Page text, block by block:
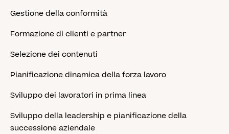
Gestione della conformità
Formazione di clienti e partner
Selezione dei contenuti
Pianificazione dinamica della forza lavoro
Sviluppo dei lavoratori in prima linea
Sviluppo della leadership e pianificazione della
successione aziendale